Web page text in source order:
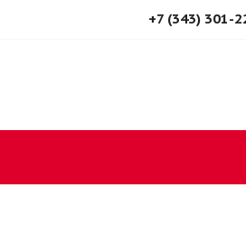
+7 (343) 301-